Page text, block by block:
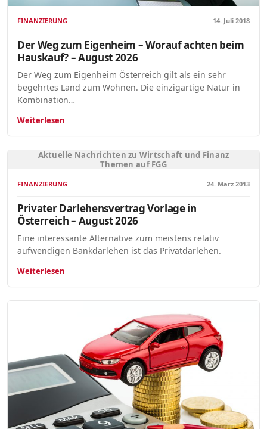
FINANZIERUNG 14. Juli 2018
Der Weg zum Eigenheim – Worauf achten beim
Hauskauf? – August 2026
Der Weg zum Eigenheim Österreich gilt als ein sehr
begehrtes Land zum Wohnen. Die einzigartige Natur in
Kombination…
Weiterlesen
Aktuelle Nachrichten zu Wirtschaft und Finanz
Themen auf FGG
FINANZIERUNG 24. März 2013
Privater Darlehensvertrag Vorlage in
Österreich – August 2026
Eine interessante Alternative zum meistens relativ
aufwendigen Bankdarlehen ist das Privatdarlehen.
Weiterlesen